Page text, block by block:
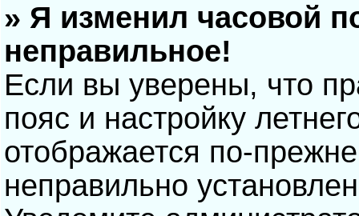
» Я изменил часовой
неправильное!
Если вы уверены, что
пояс и настройку
отображается по-
неправильно